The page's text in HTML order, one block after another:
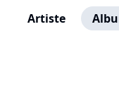
Artiste